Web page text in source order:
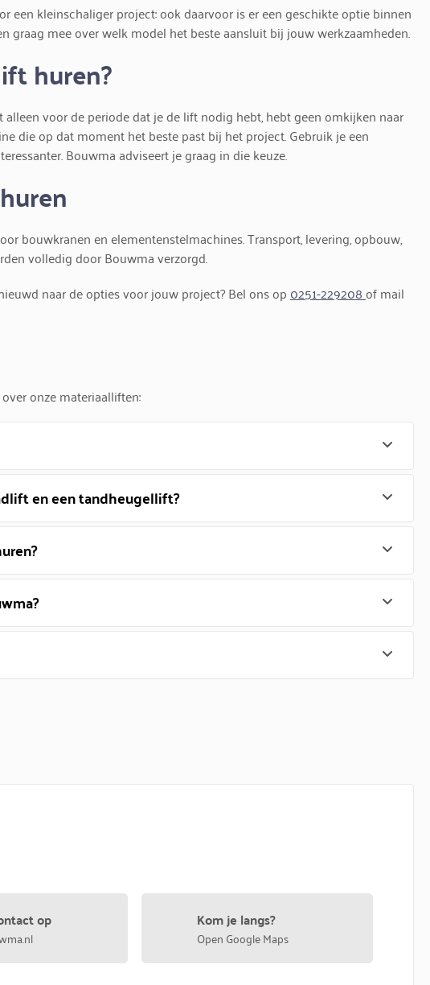
kleinschaliger project: ook daarvoor is er een geschikte optie binnen
graag mee over welk model het beste aansluit bij jouw werkzaamheden.
huren?
voor de periode dat je de lift nodig hebt, hebt geen omkijken naar
die op dat moment het beste past bij het project. Gebruik je een
Bouwma adviseert je graag in die keuze.
bouwkranen en elementenstelmachines. Transport, levering, opbouw,
volledig door Bouwma verzorgd.
naar de opties voor jouw project? Bel ons op 0251-229208of mail
onze materiaalliften:
en een tandheugellift?
op Kom je langs?
Open Google Maps